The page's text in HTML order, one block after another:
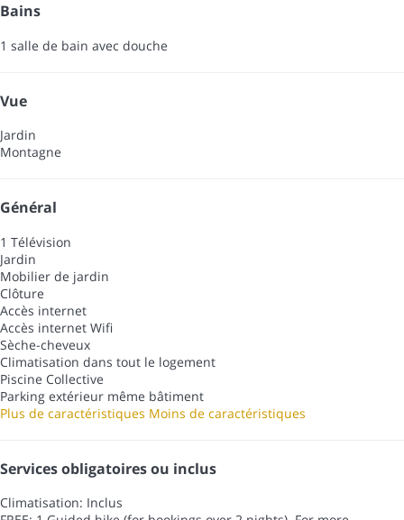
Bains
1 salle de bain avec douche
Vue
Jardin
Montagne
Général
1 Télévision
Jardin
Mobilier de jardin
Clôture
Accès internet
Accès internet Wifi
Sèche-cheveux
Climatisation dans tout le logement
Piscine Collective
Parking extérieur même bâtiment
Plus de caractéristiques Moins de caractéristiques
Services obligatoires ou inclus
Climatisation: Inclus